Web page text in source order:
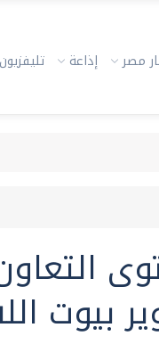
مصر إذاعة تليفزيون
بيوت